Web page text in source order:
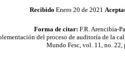
Recibido Enero 20 de 2021
Forma de citar: F.R. Arencibia-
del proceso de auditoría de la
Mundo Fesc, vol. 11, no. 22,